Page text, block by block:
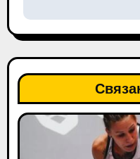
а
ц
и
я